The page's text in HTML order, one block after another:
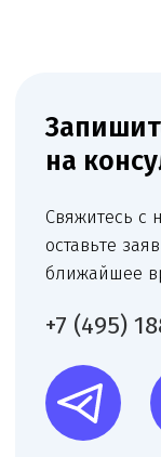
Чимбирева Алина
Руководитель Melegal
+7
Я согласен(на)
данных в
на обработку
Политикой в
персональных